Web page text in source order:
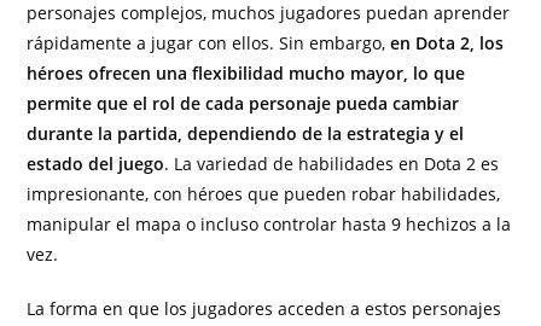
personajes complejos, muchos jugadores puedan aprender
rápidamente a jugar con ellos. Sin embargo, en Dota 2, los
héroes ofrecen una flexibilidad mucho mayor, lo que
permite que el rol de cada personaje pueda cambiar
durante la partida, dependiendo de la estrategia y el
estado del juego. La variedad de habilidades en Dota 2 es
impresionante, con héroes que pueden robar habilidades,
manipular el mapa o incluso controlar hasta 9 hechizos a la
vez.
La forma en que los jugadores acceden a estos personajes